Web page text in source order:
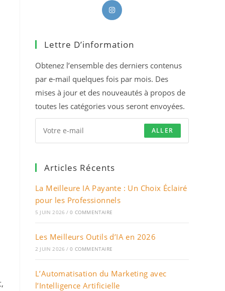
S’ouvre
nouvel
Lettre D’information
Obtenez l’ensemble des derniers contenus
par e-mail quelques fois par mois. Des
mises à jour et des nouveautés à propos de
toutes les catégories vous seront envoyées.
ALLER
Articles Récents
La Meilleure IA Payante : Un Choix Éclairé
pour les Professionnels
5 JUIN 2026 / 0 COMMENTAIRE
Les Meilleurs Outils d’IA en 2026
2 JUIN 2026 / 0 COMMENTAIRE
L’Automatisation du Marketing avec
l’Intelligence Artificielle